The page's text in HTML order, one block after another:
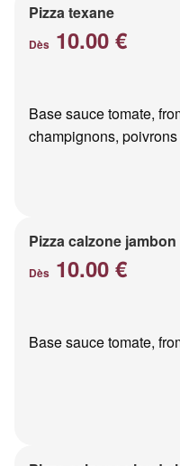
Pizza texane
Dès 10.00 €
Base sauce tomate,
champignons, poivrons
Pizza calzone jambon
Dès 10.00 €
Base sauce tomate,